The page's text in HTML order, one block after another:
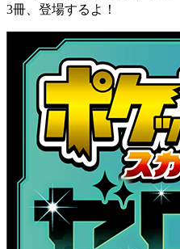
3冊、登場するよ！